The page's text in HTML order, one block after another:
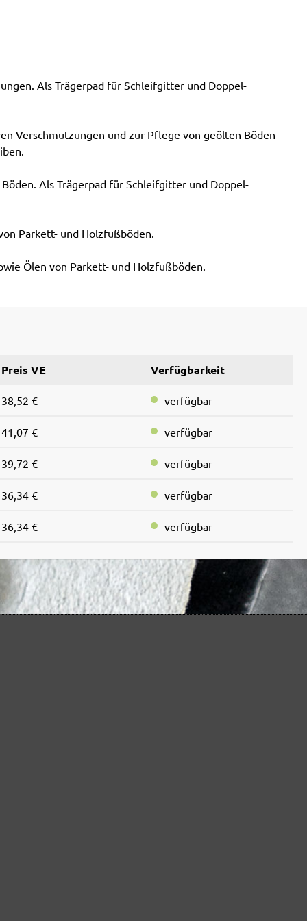
Als Trägerpad für Schleifgitter und Doppel-
Verschmutzungen und zur Pflege von geölten Böden
Als Trägerpad für Schleifgitter und Doppel-
Parkett- und Holzfußböden.
Ölen von Parkett- und Holzfußböden.
Preis VE Verfügbarkeit
38,52 € verfügbar
41,07 € verfügbar
39,72 € verfügbar
36,34 € verfügbar
36,34 € verfügbar